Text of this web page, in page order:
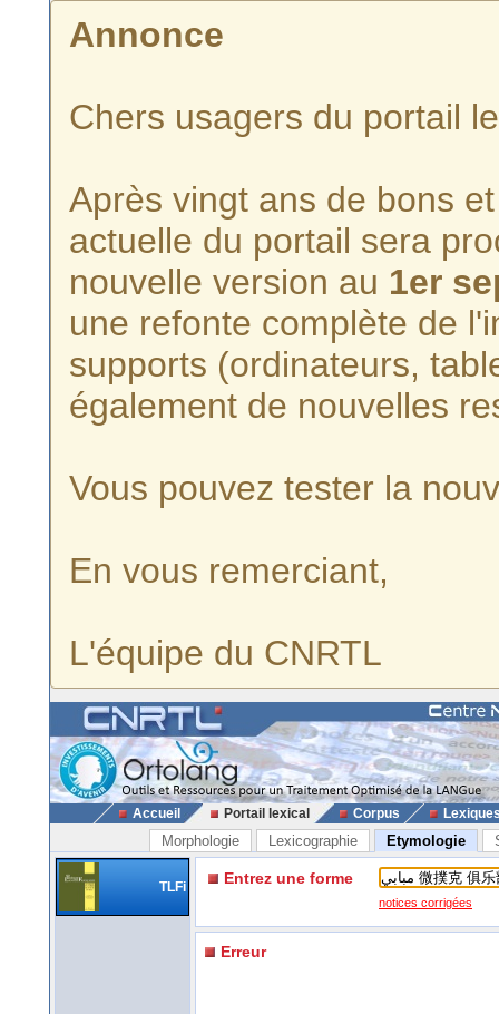
Annonce
Chers usagers du portail
Après vingt ans de bons
actuelle du portail sera
nouvelle version au 1er
une refonte complète de
supports (ordinateurs,
également de nouvelles
Vous pouvez tester la
En vous remerciant,
L'équipe du CNRTL
Accueil Portail lexical Corpus
Morphologie Lexicographie Etymologie
TLFi Entrez une forme
notices corrigées
Erreur